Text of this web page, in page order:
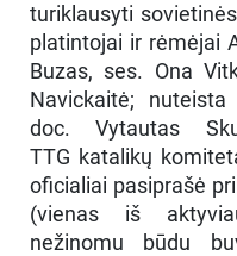
turiklausyti
platintojai ir rėmėjai
Buzas, ses. Ona
Navickaitė;
doc. Vytautas
TTG katalikų
oficialiai pasiprašė
(vienas iš
nežinomu būdu